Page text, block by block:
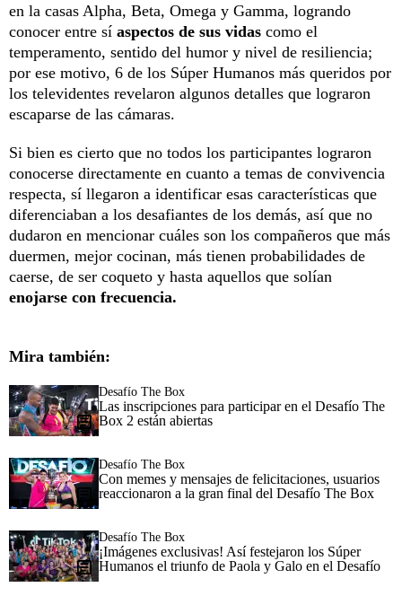
en la casas Alpha, Beta, Omega y Gamma, logrando
conocer entre sí aspectos de sus vidas como el
temperamento, sentido del humor y nivel de resiliencia;
por ese motivo, 6 de los Súper Humanos más queridos por
los televidentes revelaron algunos detalles que lograron
escaparse de las cámaras.
Si bien es cierto que no todos los participantes lograron
conocerse directamente en cuanto a temas de convivencia
respecta, sí llegaron a identificar esas características que
diferenciaban a los desafiantes de los demás, así que no
dudaron en mencionar cuáles son los compañeros que más
duermen, mejor cocinan, más tienen probabilidades de
caerse, de ser coqueto y hasta aquellos que solían
enojarse con frecuencia.
Mira también:
Desafío The Box
Las inscripciones para participar en el Desafío The
Box 2 están abiertas
Desafío The Box
Con memes y mensajes de felicitaciones, usuarios
reaccionaron a la gran final del Desafío The Box
Desafío The Box
¡Imágenes exclusivas! Así festejaron los Súper
Humanos el triunfo de Paola y Galo en el Desafío